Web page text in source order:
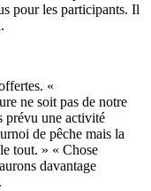
pour les participants. Il
«
ne soit pas de notre
prévu une activité
de pêche mais la
tout. » « Chose
davantage